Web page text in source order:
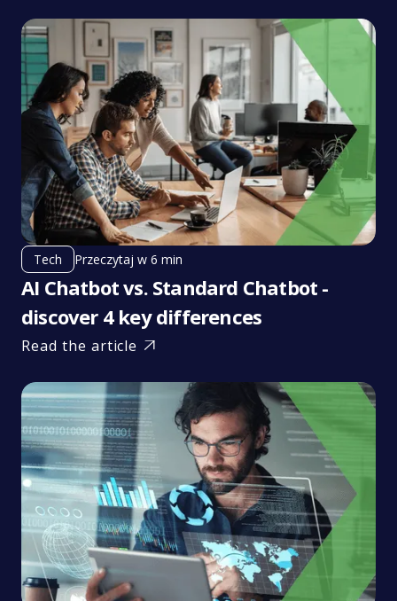
Tech Przeczytaj w 6 min
AI Chatbot vs. Standard Chatbot -
discover 4 key differences
Read the article 